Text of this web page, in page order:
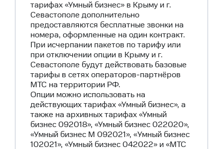
тарифах «Умный бизнес» в Крыму и г.
Севастополе дополнительно
предоставляются бесплатные звонки на
номера, оформленные на один контракт.
При исчерпании пакетов по тарифу или
при отключении опции в Крыму и г.
Севастополе будут действовать базовые
тарифы в сетях операторов-партнёров
МТС на территории РФ.
Опции можно использовать на
действующих тарифах «Умный бизнес», а
также на архивных тарифах «Умный
бизнес 092018», «Умный бизнес 022020»,
«Умный бизнес M 092021», «Умный бизнес
102021», «Умный бизнес 042022» и «МТС